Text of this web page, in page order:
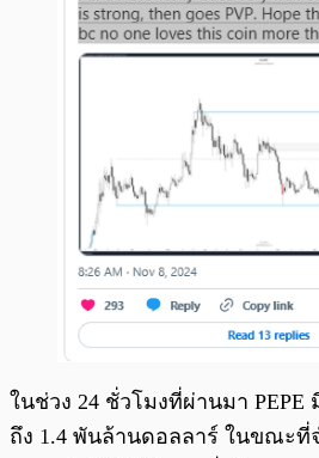
ในช่วง 24 ชั่วโมงที่ผ่านมา
ถึง 1.4 พันล้านดอลลาร์ ในขณะที่